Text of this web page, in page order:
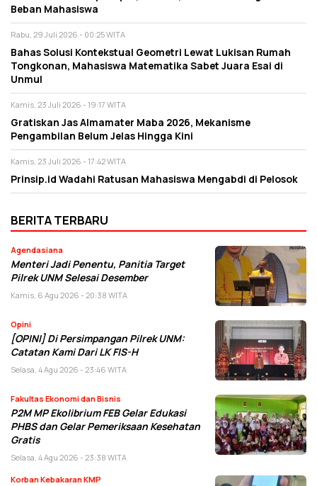
Beban Mahasiswa
Rabu, 29 Juli 2026 - 00:25 WITA
Bahas Solusi Kontekstual Geometri Lewat Lukisan Rumah
Tongkonan, Mahasiswa Matematika Sabet Juara Esai di
Unmul
Kamis, 23 Juli 2026 - 19:17 WITA
Gratiskan Jas Almamater Maba 2026, Mekanisme
Pengambilan Belum Jelas Hingga Kini
Kamis, 23 Juli 2026 - 17:42 WITA
Prinsip.id Wadahi Ratusan Mahasiswa Mengabdi di Pelosok
BERITA TERBARU
Agendasiana
Menteri Jadi Penentu, Panitia Target
Pilrek UNM Selesai Desember
Kamis, 6 Agu 2026 - 20:38 WITA
Opini
[OPINI] Di Persimpangan Pilrek UNM:
Catatan Kami Dari LK FIS-H
Selasa, 4 Agu 2026 - 23:46 WITA
Fakultas Ekonomi dan Bisnis
P2M MP Ekolibrium FEB Gelar Edukasi
PHBS dan Gelar Pemeriksaan Kesehatan
Gratis
Selasa, 4 Agu 2026 - 23:38 WITA
Korban Kebakaran KMP